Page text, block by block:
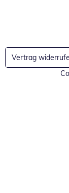
Vertrag